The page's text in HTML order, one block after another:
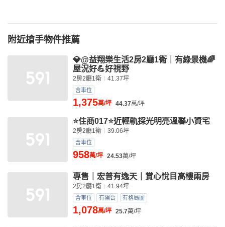
附近搶手物件推薦
💎@益翔樂生活2房2廳1衛｜有綠景機🌈
屋況好💪好視野
2房2廳1衛 41.37坪
含車位
1,375萬/坪 44.37萬/坪
⭐住商017⭐近輕軌採光明亮溫馨小資宅
2房2廳1衛 39.06坪
含車位
958萬/坪 24.53萬/坪
專售｜宏普有逸天｜賞心悅目高樓兩房
2房2廳1衛 41.94坪
含車位 有陽台 有格局圖
1,078萬/坪 25.7萬/坪